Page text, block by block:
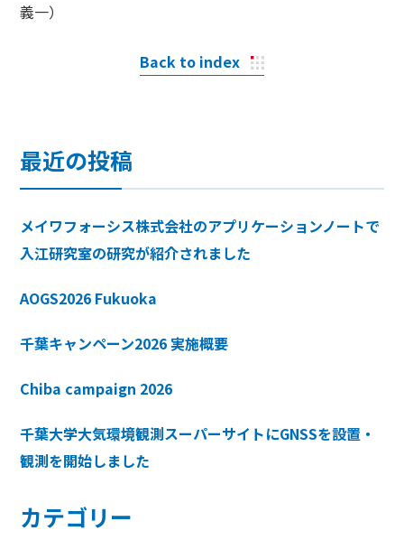
義一）
Back to index
最近の投稿
メイワフォーシス株式会社のアプリケーションノートで
入江研究室の研究が紹介されました
AOGS2026 Fukuoka
千葉キャンペーン2026 実施概要
Chiba campaign 2026
千葉大学大気環境観測スーパーサイトにGNSSを設置・
観測を開始しました
カテゴリー